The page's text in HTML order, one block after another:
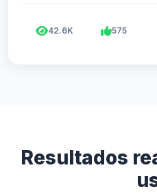
42.6K 575
Resultados